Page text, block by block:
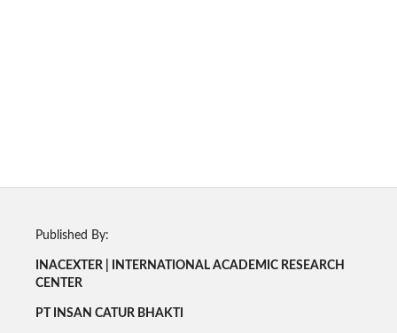
Published By:
INACEXTER | INTERNATIONAL ACADEMIC RESEARCH
CENTER
PT INSAN CATUR BHAKTI